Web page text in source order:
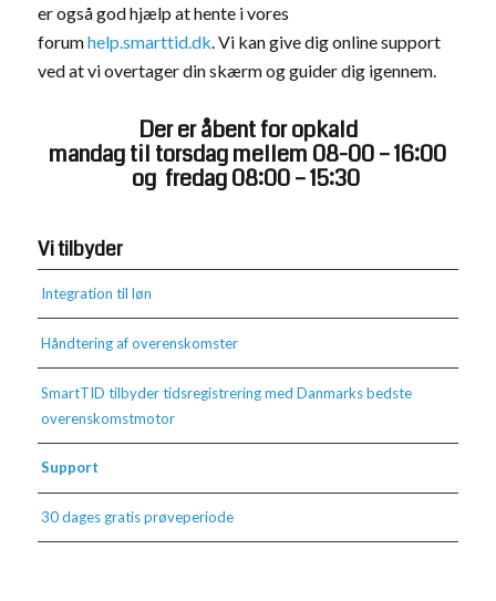
er også god hjælp at hente i vores
forumhelp.smarttid.dk . Vi kan give dig online support
ved at vi overtager din skærm og guider dig igennem.
Der er åbent for opkald
mandag til torsdag mellem 08-00 – 16:00
og fredag 08:00 – 15:30
Vi tilbyder
Integration til løn
Håndtering af overenskomster
SmartTID tilbyder tidsregistrering med Danmarks bedste
overenskomstmotor
Support
30 dages gratis prøveperiode